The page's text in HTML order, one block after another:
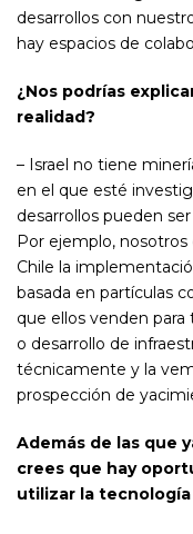
desarrollos con
hay espacios de
¿Nos podrías
realidad?
– Israel no tiene
en el que esté
desarrollos pueden
Por ejemplo,
Chile la
basada en partículas
que ellos venden
o desarrollo de
técnicamente y la
prospección de
Además de las que
crees que hay
utilizar la tecnología